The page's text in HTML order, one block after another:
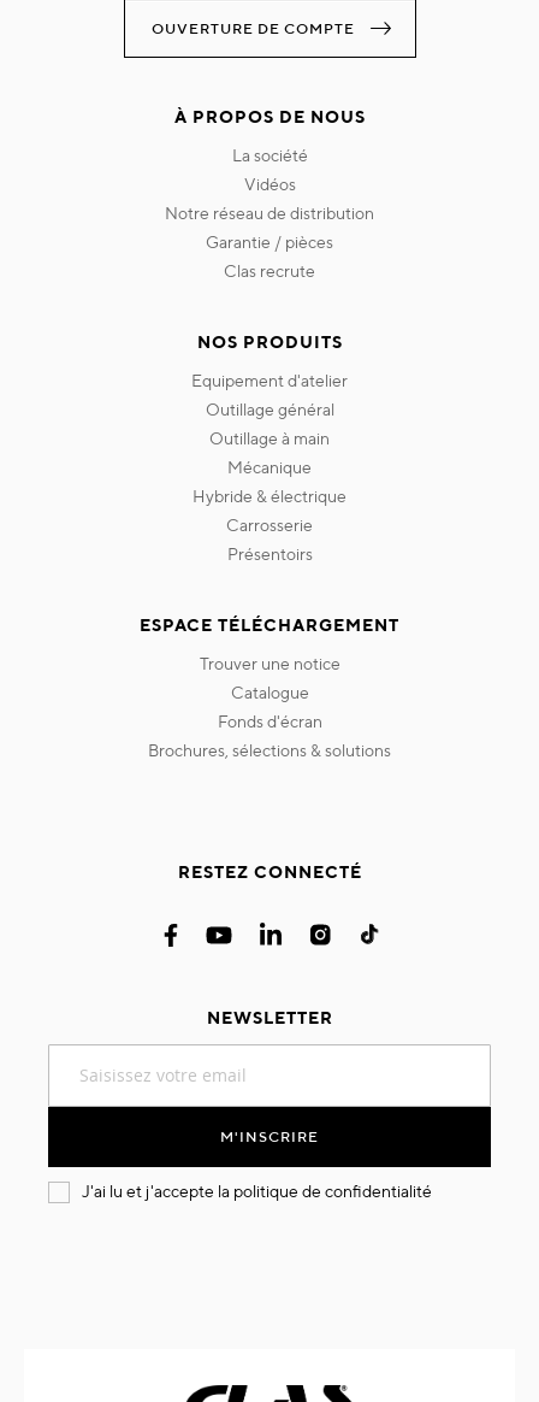
OUVERTURE DE COMPTE
À PROPOS DE NOUS
la société
vidéos
notre réseau de distribution
garantie / pièces
clas recrute
NOS PRODUITS
equipement d'atelier
outillage général
outillage à main
mécanique
hybride & électrique
carrosserie
présentoirs
ESPACE TÉLÉCHARGEMENT
trouver une notice
catalogue
fonds d'écran
brochures, sélections & solutions
RESTEZ CONNECTÉ
NEWSLETTER
notre
M'INSCRIRE
J'ai lu et j'accepte la politique de confidentialité